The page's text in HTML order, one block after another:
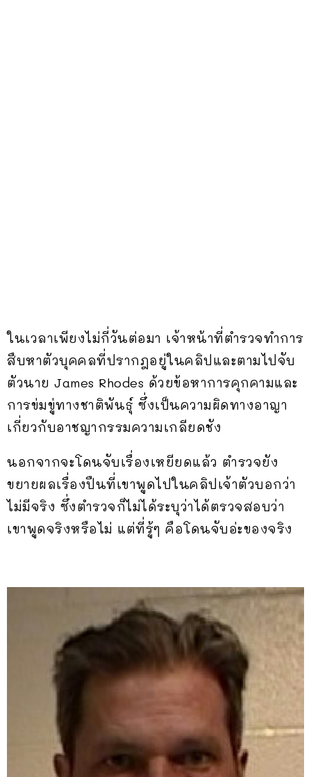
ในเวลาเพียงไม่กี่วันต่อมา เจ้าหน้าที่ตำรวจทำการ
สืบหาตัวบุคคลที่ปรากฎอยู่ในคลิปและตามไปจับ
ตัวนาย James Rhodes ด้วยข้อหาการคุกคามและ
การข่มขู่ทางชาติพันธุ์ ซึ่งเป็นความผิดทางอาญา
เกี่ยวกับอาชญากรรมความเกลียดชัง
นอกจากจะโดนจับเรื่องเหยียดแล้ว ตำรวจยัง
ขยายผลเรื่องปืนที่เขาพูดไปในคลิปเจ้าตัวบอกว่า
ไม่มีจริง ซึ่งตำรวจก็ไม่ได้ระบุว่าได้ตรวจสอบว่า
เขาพูดจริงหรือไม่ แต่ที่รู้ๆ คือโดนจับอ่ะของจริง